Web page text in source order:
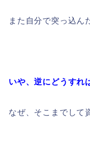
また自分で突っ込ん
いや、逆にどうすれ
なぜ、そこまでして